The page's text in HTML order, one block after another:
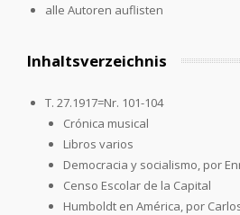
alle Autoren auflisten
Inhaltsverzeichnis
T. 27.1917=Nr. 101-104
Crónica musical
Libros varios
Democracia y socialismo, por
Censo Escolar de la Capital
Humboldt en América, por